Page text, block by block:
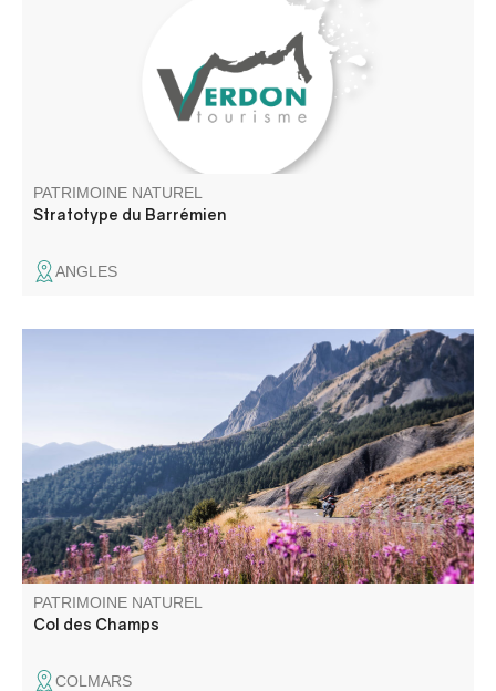
naturel qui tire son nom du village de Barrême, au cœur
de La Réserve Naturelle Géologique de Haute -
PATRIMOINE NATUREL
Stratotype du Barrémien
ANGLES
Col de montagne routier situé à 2 045 m d'altitude, entre
Alpes de Haute Provence et Alpes Maritimes. En bordure
de la zone coeur du Parc national du Mercantour, il offre
une vue panoramique d'exception. C'est aussi le royaume
des marmottes.
PATRIMOINE NATUREL
Col des Champs
COLMARS